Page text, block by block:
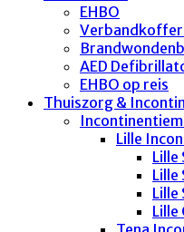
EHBO
AED
EHBO op reis
Thuiszorg &
Lille
Lille
Lille
Lille
Lille